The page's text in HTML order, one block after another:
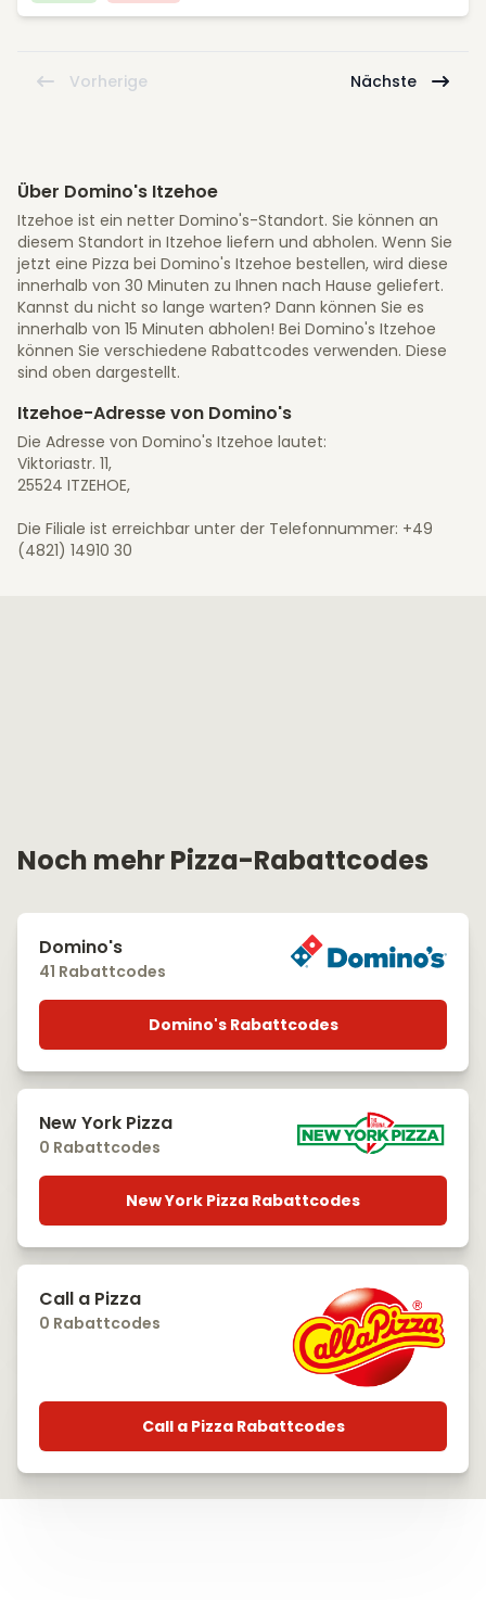
Vorherige Nächste
Über Domino's Itzehoe
Itzehoe ist ein netter Domino's-Standort. Sie können an
diesem Standort in Itzehoe liefern und abholen. Wenn Sie
jetzt eine Pizza bei Domino's Itzehoe bestellen, wird diese
innerhalb von 30 Minuten zu Ihnen nach Hause geliefert.
Kannst du nicht so lange warten? Dann können Sie es
innerhalb von 15 Minuten abholen! Bei Domino's Itzehoe
können Sie verschiedene Rabattcodes verwenden. Diese
sind oben dargestellt.
Itzehoe-Adresse von Domino's
Die Adresse von Domino's Itzehoe lautet:
Viktoriastr. 11,
25524 ITZEHOE,
Die Filiale ist erreichbar unter der Telefonnummer: +49
(4821) 14910 30
Noch mehr Pizza-Rabattcodes
Domino's
41 Rabattcodes
Domino's Rabattcodes
New York Pizza
0 Rabattcodes
New York Pizza Rabattcodes
Call a Pizza
0 Rabattcodes
Call a Pizza Rabattcodes